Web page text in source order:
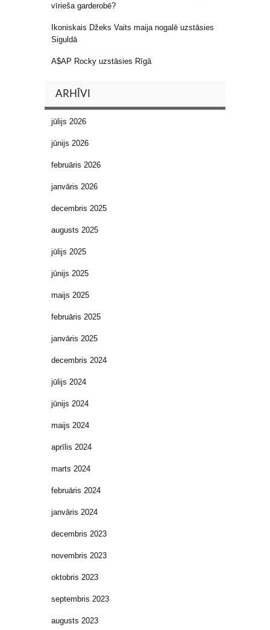
vīrieša garderobē?
Ikoniskais Džeks Vaits maija nogalē uzstāsies
Siguldā
A$AP Rocky uzstāsies Rīgā
ARHĪVI
jūlijs 2026
jūnijs 2026
februāris 2026
janvāris 2026
decembris 2025
augusts 2025
jūlijs 2025
jūnijs 2025
maijs 2025
februāris 2025
janvāris 2025
decembris 2024
jūlijs 2024
jūnijs 2024
maijs 2024
aprīlis 2024
marts 2024
februāris 2024
janvāris 2024
decembris 2023
novembris 2023
oktobris 2023
septembris 2023
augusts 2023